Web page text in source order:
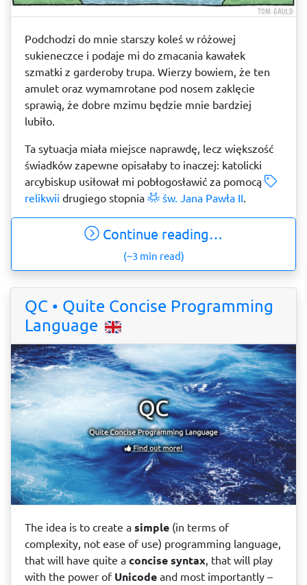
Podchodzi do mnie starszy koleś w różowej
sukieneczce i podaje mi do zmacania kawałek
szmatki z garderoby trupa. Wierzy bowiem, że ten
amulet oraz wymamrotane pod nosem zaklęcie
sprawią, że dobre mzimu będzie mnie bardziej
lubiło.
Ta sytuacja miała miejsce naprawdę, lecz większość
świadków zapewne opisałaby to inaczej: katolicki
arcybiskup usiłował mi pobłogosławić za pomocą
relikwii drugiego stopnia św. Jana Pawła II
Continue reading…
(~3 min read)
QC • Quite Concise Programming
Language
The idea is to create a simple (in terms of
complexity, not ease of use) programming language,
that will have quite a concise syntax , that will play
with the power of Unicode and most importantly –